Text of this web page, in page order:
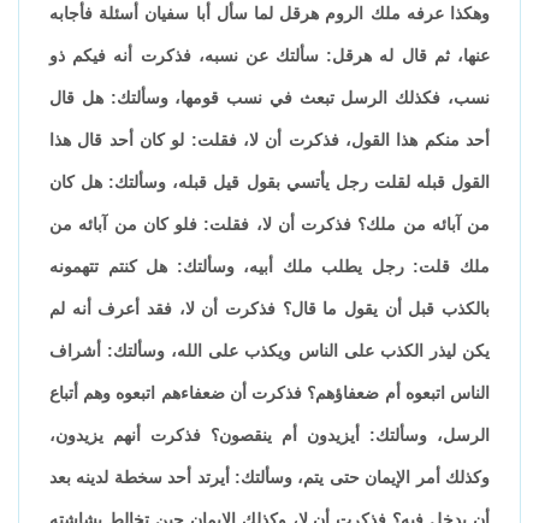
وهكذا عرفه ملك الروم هرقل لما سأل أبا سفيان أسئلة فأجابه
عنها، ثم قال له هرقل: سألتك عن نسبه، فذكرت أنه فيكم ذو
نسب، فكذلك الرسل تبعث في نسب قومها، وسألتك: هل قال
أحد منكم هذا القول، فذكرت أن لا، فقلت: لو كان أحد قال هذا
القول قبله لقلت رجل يأتسي بقول قيل قبله، وسألتك: هل كان
من آبائه من ملك؟ فذكرت أن لا، فقلت: فلو كان من آبائه من
ملك قلت: رجل يطلب ملك أبيه، وسألتك: هل كنتم تتهمونه
بالكذب قبل أن يقول ما قال؟ فذكرت أن لا، فقد أعرف أنه لم
يكن ليذر الكذب على الناس ويكذب على الله، وسألتك: أشراف
الناس اتبعوه أم ضعفاؤهم؟ فذكرت أن ضعفاءهم اتبعوه وهم أتباع
الرسل، وسألتك: أيزيدون أم ينقصون؟ فذكرت أنهم يزيدون،
وكذلك أمر الإيمان حتى يتم، وسألتك: أيرتد أحد سخطة لدينه بعد